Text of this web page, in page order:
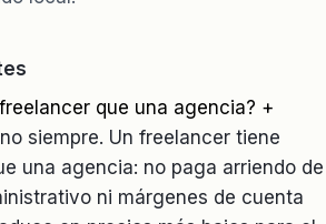
que una agencia? +
siempre. Un freelancer tiene
una agencia: no paga arriendo de
ni márgenes de cuenta